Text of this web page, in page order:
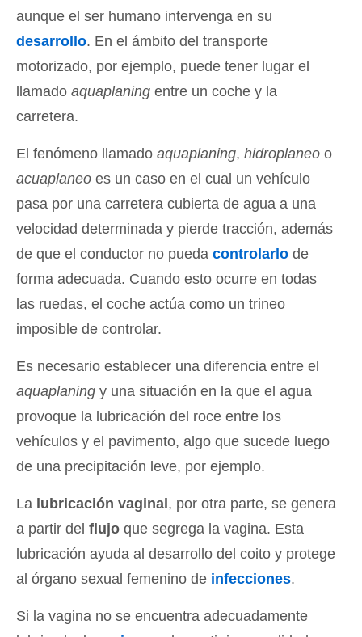
aunque el ser humano intervenga en su
desarrollo. En el ámbito del transporte
motorizado, por ejemplo, puede tener lugar el
llamado aquaplaning entre un coche y la
carretera.
El fenómeno llamado aquaplaning, hidroplaneo o
acuaplaneo es un caso en el cual un vehículo
pasa por una carretera cubierta de agua a una
velocidad determinada y pierde tracción, además
de que el conductor no pueda controlarlo de
forma adecuada. Cuando esto ocurre en todas
las ruedas, el coche actúa como un trineo
imposible de controlar.
Es necesario establecer una diferencia entre el
aquaplaning y una situación en la que el agua
provoque la lubricación del roce entre los
vehículos y el pavimento, algo que sucede luego
de una precipitación leve, por ejemplo.
La lubricación vaginal , por otra parte, se genera
a partir del flujo que segrega la vagina. Esta
lubricación ayuda al desarrollo del coito y protege
al órgano sexual femenino de infecciones.
Si la vagina no se encuentra adecuadamente